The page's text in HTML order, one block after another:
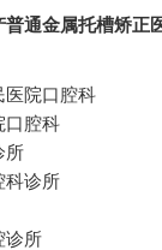
通金属托槽矫正
医院口腔科
口腔科
所
科诊所
诊所